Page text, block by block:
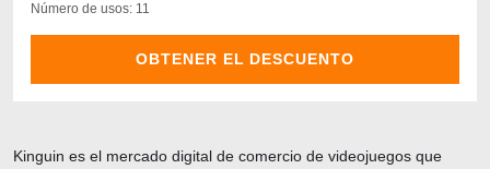
Número de usos: 11
OBTENER EL DESCUENTO
Kinguin es el mercado digital de comercio de videojuegos que